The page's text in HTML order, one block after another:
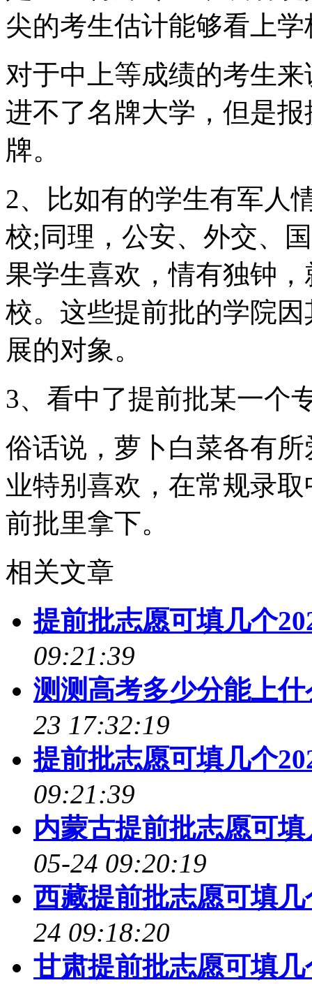
尖的考生估计能够看上
对于中上等成绩的考生
进不了名牌大学，但是
牌。
2、比如有的学生有军人
校;同理，公安、外交、
果学生喜欢，情有独钟
校。这些提前批的学院
展的对象。
3、看中了提前批某一个
俗话说，萝卜白菜各有
业特别喜欢，在常规录
前批里拿下。
相关文章
提前批志愿可填几个
09:21:39
测测高考多少分能上
23 17:32:19
提前批志愿可填几个
09:21:39
内蒙古提前批志愿可
05-24 09:20:19
西藏提前批志愿可填
24 09:18:20
甘肃提前批志愿可填